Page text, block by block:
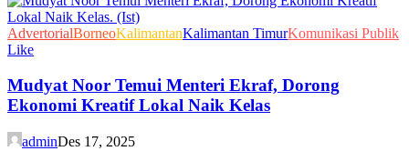
AdvertorialBorneoKalimantanKalimantan TimurKomunikasi Publik
Like
Mudyat Noor Temui Menteri Ekraf, Dorong
Ekonomi Kreatif Lokal Naik Kelas
adminDes 17, 2025